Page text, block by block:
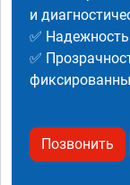
и
✅
✅
Позвонить